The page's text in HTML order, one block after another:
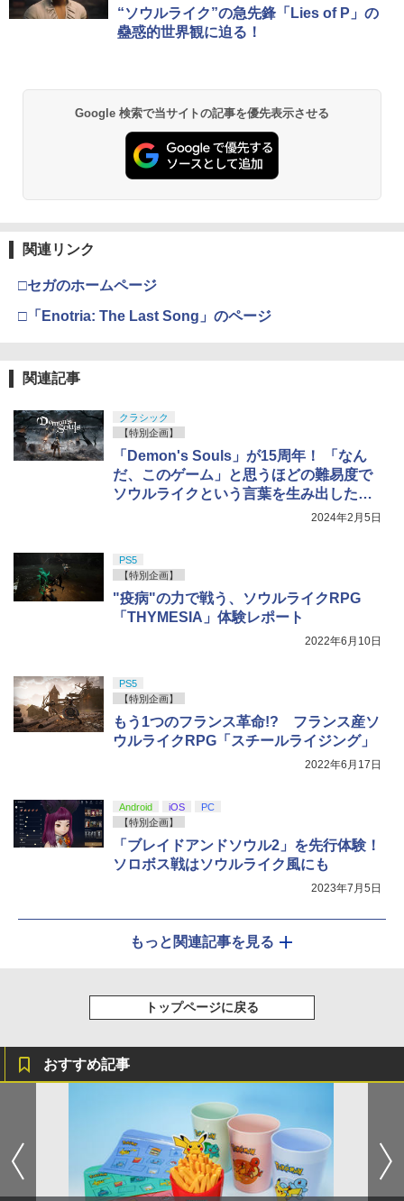
“ソウルライク”の急先鋒「Lies of P」の
蠱惑的世界観に迫る！
Google 検索で当サイトの記事を優先表示させる
関連リンク
□セガのホームページ
□「Enotria: The Last Song」のページ
関連記事
クラシック
【特別企画】
「Demon's Souls」が15周年！ 「なん
だ、このゲーム」と思うほどの難易度で
ソウルライクという言葉を生み出した原
2024年2月5日
PS5
【特別企画】
"疫病"の力で戦う、ソウルライクRPG
「THYMESIA」体験レポート
2022年6月10日
PS5
【特別企画】
もう1つのフランス革命!? フランス産ソ
ウルライクRPG「スチールライジング」
2022年6月17日
Android iOS
PC
【特別企画】
「ブレイドアンドソウル2」を先行体験！
ソロボス戦はソウルライク風にも
2023年7月5日
もっと関連記事を見る
トップページに戻る
おすすめ記事